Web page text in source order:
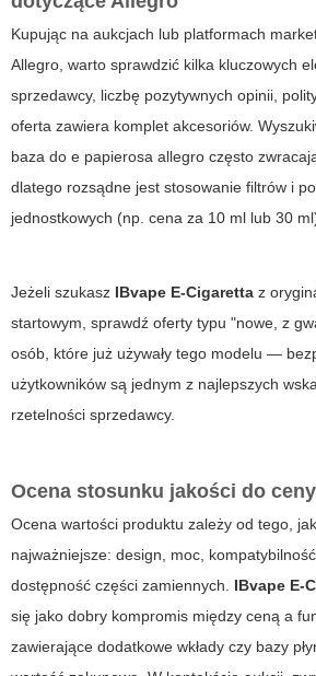
Kupując na aukcjach lub platformach
Allegro, warto sprawdzić kilka kluczowych
sprzedawcy, liczbę pozytywnych opinii,
oferta zawiera komplet akcesoriów.
baza do e papierosa allegro często
dlatego rozsądne jest stosowanie filtrów i
jednostkowych (np. cena za 10 ml lub 30
Jeżeli szukasz IBvape E-Cigaretta z
startowym, sprawdź oferty typu "nowe, z
osób, które już używały tego modelu —
użytkowników są jednym z najlepszych
rzetelności sprzedawcy.
Ocena stosunku jakości do ceny
Ocena wartości produktu zależy od tego,
najważniejsze: design, moc,
dostępność części zamiennych. IBvape E-
się jako dobry kompromis między ceną a
zawierające dodatkowe wkłady czy bazy